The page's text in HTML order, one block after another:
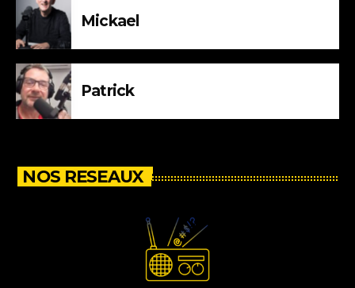
Mickael
Patrick
NOS RESEAUX